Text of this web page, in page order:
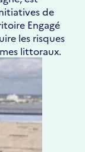
de
Engagé
les risques
littoraux.